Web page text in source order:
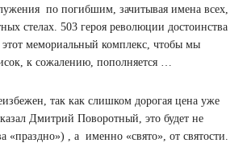
по погибшим, зачитывая имена всех,
стелах. 503 героя революции достоинства
мемориальный комплекс, чтобы мы
к сожалению, пополняется …
так как слишком дорогая цена уже
Дмитрий Поворотный, это будет не
«праздно») , а именно «свято», от святости.